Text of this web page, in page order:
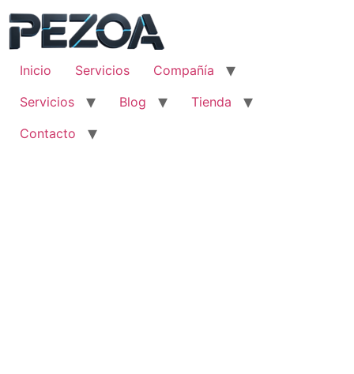
contenido
Inicio
Servicios
Compañía
Servicios
Blog
Tienda
Contacto